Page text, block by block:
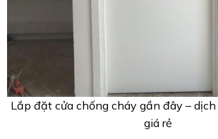
Lắp đặt cửa chống cháy gần đây –
giá rẻ